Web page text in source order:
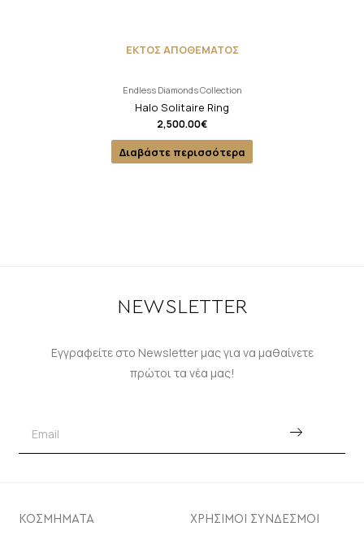
ΕΚΤΟΣ ΑΠΟΘΕΜΑΤΟΣ
Endless Diamonds Collection
Halo Solitaire Ring
2,500.00€
Διαβάστε περισσότερα
NEWSLETTER
Εγγραφείτε στο Newsletter μας για να μαθαίνετε
πρώτοι τα νέα μας!
ΚΟΣΜΗΜΑΤΑ ΧΡΗΣΙΜΟΙ ΣΥΝΔΕΣΜΟΙ